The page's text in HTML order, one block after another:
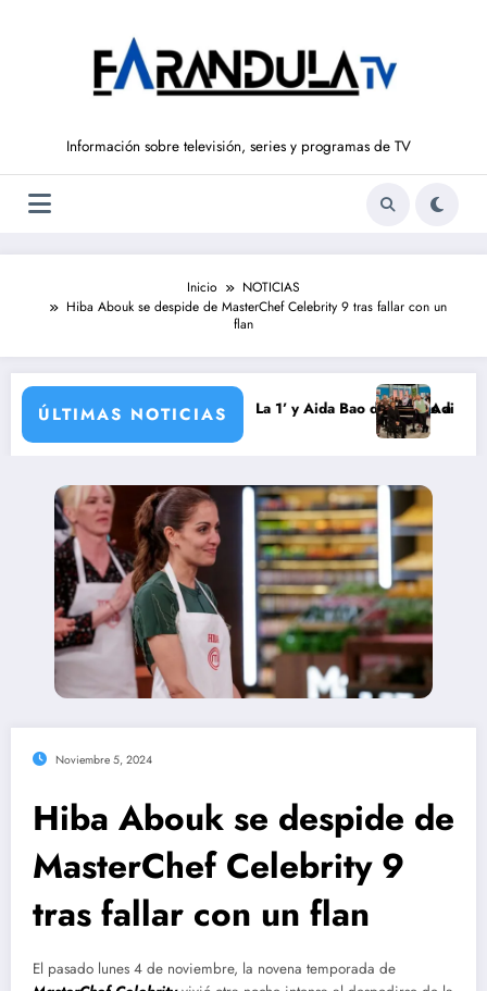
Información sobre televisión, series y programas de TV
Inicio
NOTICIAS
Hiba Abouk se despide de MasterChef Celebrity 9 tras fallar con un
flan
ÚLTIMAS NOTICIAS
vuelve a ‘La Hora de La 1’ y Aida Bao da el salto a ‘Mañaneros
Adiós a ‘Cine de
Noviembre 5, 2024
Hiba Abouk se despide de
MasterChef Celebrity 9
tras fallar con un flan
El pasado lunes 4 de noviembre, la novena temporada de